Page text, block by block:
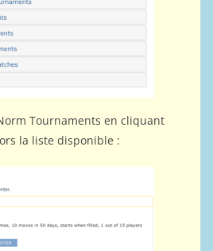
Tournaments en cliquant
la liste disponible :